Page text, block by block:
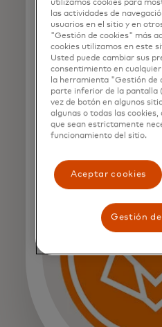
innovadoras y
el
Ricardo
CEO of
utilizamos cookies para
las actividades de
usuarios en el sitio y en
"Gestión de cookies" más
cookies utilizamos en este
Usted puede cambiar sus
consentimiento en
la herramienta "Gestión de
parte inferior de la pantalla
vez de botón en algunos
algunas o todas las cookies,
que sean estrictamente
funcionamiento del sitio.
Aceptar cookies
Gestión